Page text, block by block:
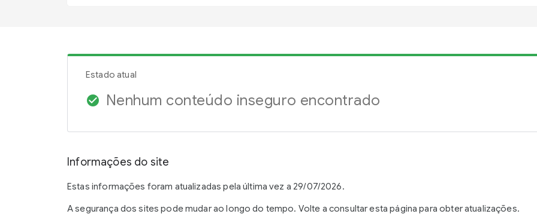
Estado atual
check_circle Nenhum conteúdo inseguro encontrado
Informações do site
Estas informações foram atualizadas pela última vez a 29/07/2026.
A segurança dos sites pode mudar ao longo do tempo. Volte a consultar esta página para obter atualizações.